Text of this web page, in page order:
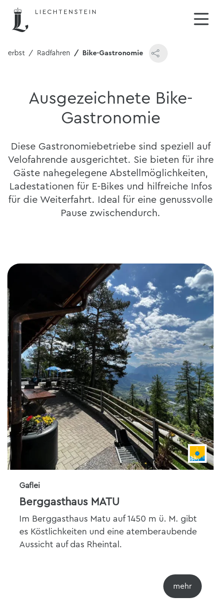
Herbst Radfahren Bike-Gastronomie
Ausgezeichnete Bike-
Gastronomie
Diese Gastronomiebetriebe sind speziell auf
Velofahrende ausgerichtet. Sie bieten für ihre
Gäste nahegelegene Abstellmöglichkeiten,
Ladestationen für E-Bikes und hilfreiche Infos
für die Weiterfahrt. Ideal für eine genussvolle
Pause zwischendurch.
Gaflei
Berggasthaus MATU
Im Berggasthaus Matu auf 1450 m ü. M. gibt
es Köstlichkeiten und eine atemberaubende
Aussicht auf das Rheintal.